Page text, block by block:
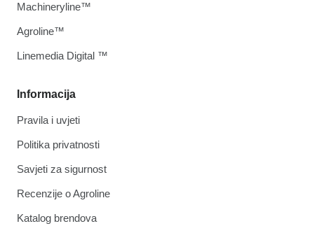
Informacija
Pravila i uvjeti
Politika privatnosti
Savjeti za sigurnost
Recenzije o Agroline
Katalog brendova
Machineryline™
Agroline™
Linemedia Digital ™